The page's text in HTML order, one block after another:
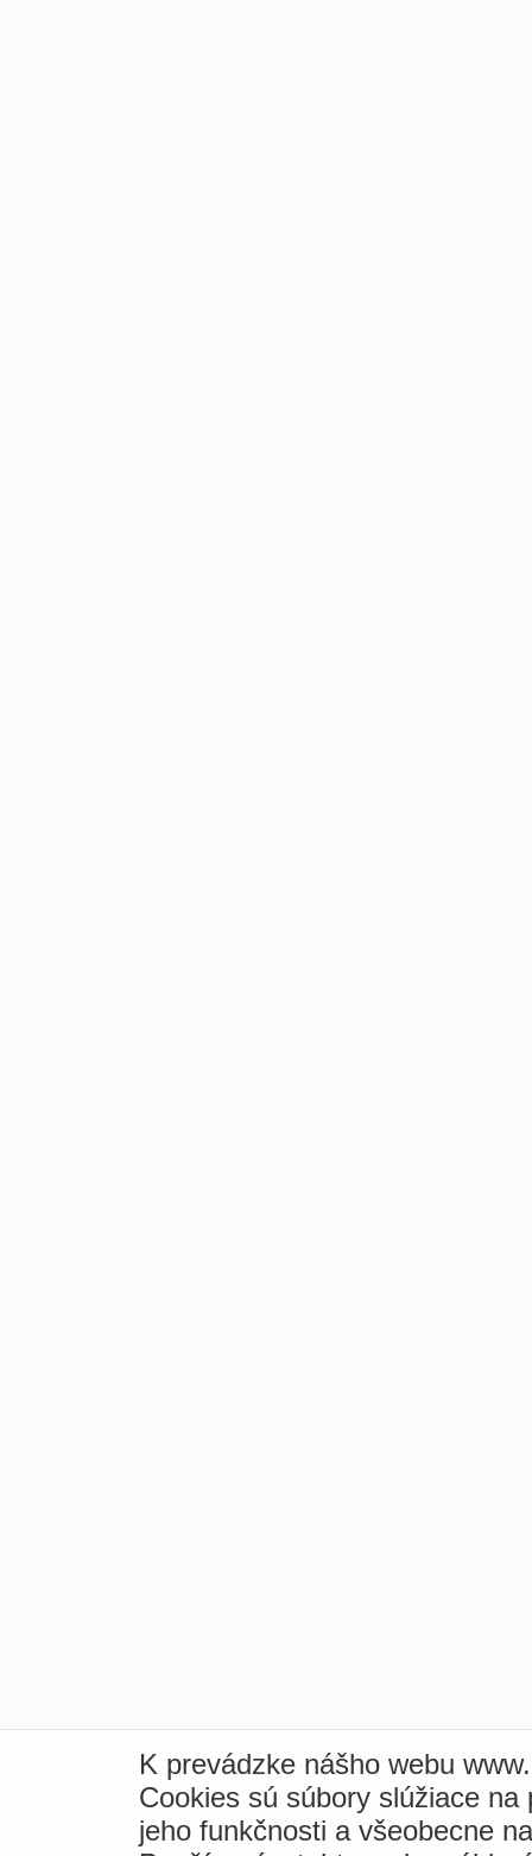
K prevádzke nášho webu
Cookies sú súbory slúžiace
jeho funkčnosti a všeobecne